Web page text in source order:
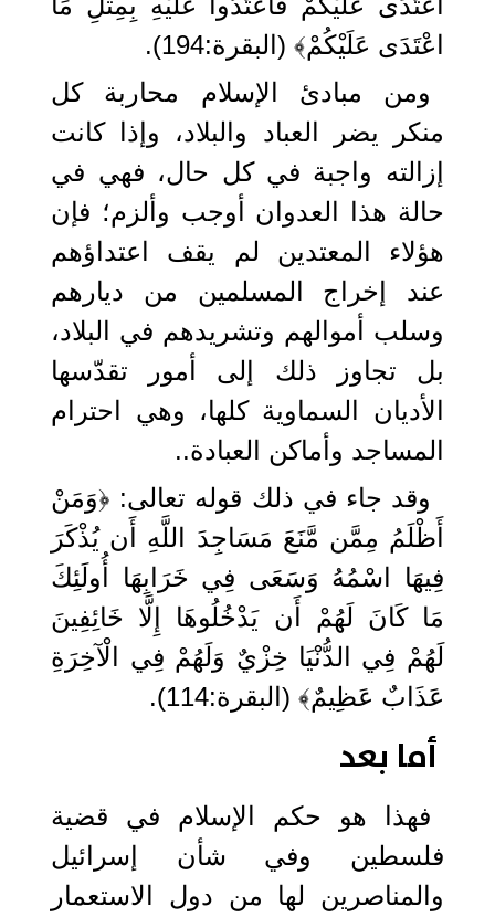
اعْتَدَى عَلَيْكُمْ﴾ (البقرة:194).
ومن مبادئ الإسلام محاربة كل
منكر يضر العباد والبلاد، وإذا كانت
إزالته واجبة في كل حال، فهي في
حالة هذا العدوان أوجب وألزم؛ فإن
هؤلاء المعتدين لم يقف اعتداؤهم
عند إخراج المسلمين من ديارهم
وسلب أموالهم وتشريدهم في البلاد،
بل تجاوز ذلك إلى أمور تقدّسها
الأديان السماوية كلها، وهي احترام
المساجد وأماكن العبادة..
وقد جاء في ذلك قوله تعالى: ﴿وَمَنْ
أَظْلَمُ مِمَّن مَّنَعَ مَسَاجِدَ اللَّهِ أَن يُذْكَرَ
فِيهَا اسْمُهُ وَسَعَى فِي خَرَابِهَا أُولَئِكَ
مَا كَانَ لَهُمْ أَن يَدْخُلُوهَا إِلَّا خَائِفِينَ
لَهُمْ فِي الدُّنْيَا خِزْيٌ وَلَهُمْ فِي الْآخِرَةِ
عَذَابٌ عَظِيمٌ﴾ (البقرة:114).
أما بعد
فهذا هو حكم الإسلام في قضية
فلسطين وفي شأن إسرائيل
والمناصرين لها من دول الاستعمار